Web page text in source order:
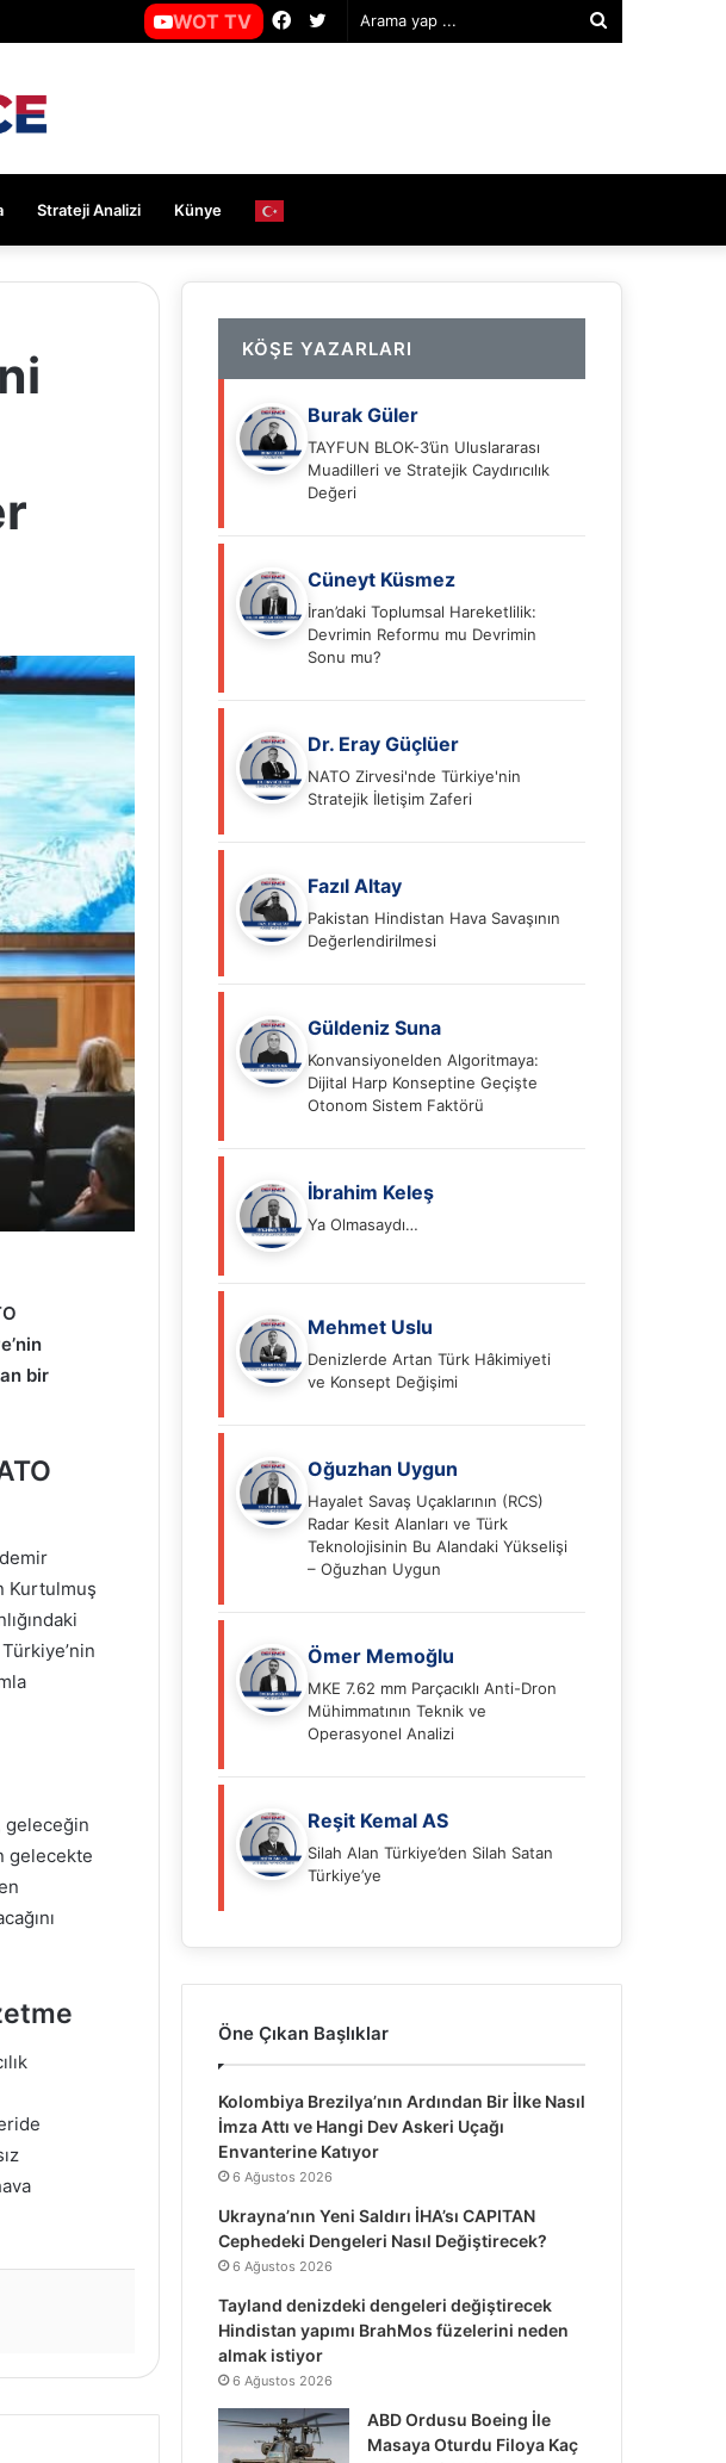
Twitter
Facebook
WOT TV
Strateji Analizi Künye
bir
Kurtulmuş
geleceğin
gelecekte
KÖŞE YAZARLARI
Burak Güler
TAYFUN BLOK-3’ün Uluslararası
Muadilleri ve Stratejik Caydırıcılık
Değeri
Cüneyt Küsmez
İran’daki Toplumsal Hareketlilik:
Devrimin Reformu mu Devrimin
Sonu mu?
Dr. Eray Güçlüer
NATO Zirvesi'nde Türkiye'nin
Stratejik İletişim Zaferi
Fazıl Altay
Pakistan Hindistan Hava Savaşının
Değerlendirilmesi
Güldeniz Suna
Konvansiyonelden Algoritmaya:
Dijital Harp Konseptine Geçişte
Otonom Sistem Faktörü
İbrahim Keleş
Ya Olmasaydı…
Mehmet Uslu
Denizlerde Artan Türk Hâkimiyeti
ve Konsept Değişimi
Oğuzhan Uygun
Hayalet Savaş Uçaklarının (RCS)
Radar Kesit Alanları ve Türk
Teknolojisinin Bu Alandaki Yükselişi
– Oğuzhan Uygun
Ömer Memoğlu
MKE 7.62 mm Parçacıklı Anti-Dron
Mühimmatının Teknik ve
Operasyonel Analizi
Reşit Kemal AS
Silah Alan Türkiye’den Silah Satan
Türkiye’ye
Öne Çıkan Başlıklar
Kolombiya Brezilya’nın Ardından Bir İlke Nasıl
İmza Attı ve Hangi Dev Askeri Uçağı
Envanterine Katıyor
6 Ağustos 2026
Ukrayna’nın Yeni Saldırı İHA’sı CAPITAN
Cephedeki Dengeleri Nasıl Değiştirecek?
6 Ağustos 2026
Tayland denizdeki dengeleri değiştirecek
Hindistan yapımı BrahMos füzelerini neden
almak istiyor
6 Ağustos 2026
ABD Ordusu Boeing İle
Masaya Oturdu Filoya Kaç